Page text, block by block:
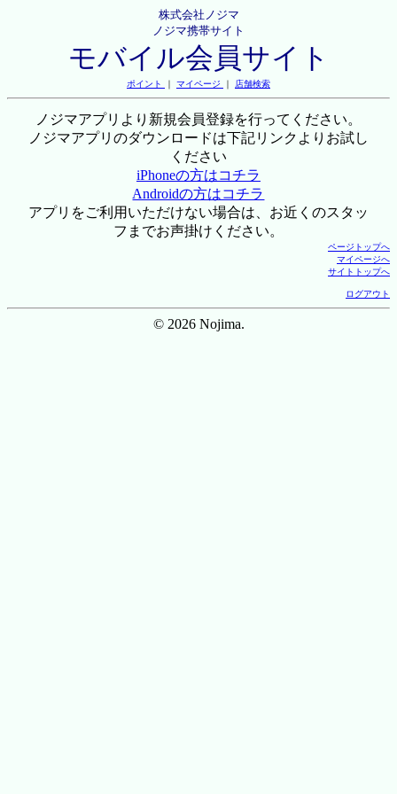
株式会社ノジマ
ノジマ携帯サイト
モバイル会員サイト
ポイント ｜ マイページ ｜ 店舗検索
ノジマアプリより新規会員登録を行ってください。
ノジマアプリのダウンロードは下記リンクよりお試し
ください
iPhoneの方はコチラ
Androidの方はコチラ
アプリをご利用いただけない場合は、お近くのスタッ
フまでお声掛けください。
ページトップへ
マイページへ
サイトトップへ
ログアウト
© 2026 Nojima.